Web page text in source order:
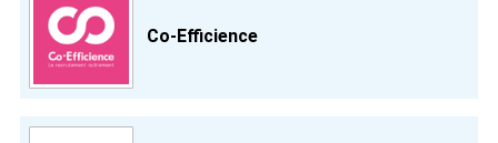
Co-Efficience